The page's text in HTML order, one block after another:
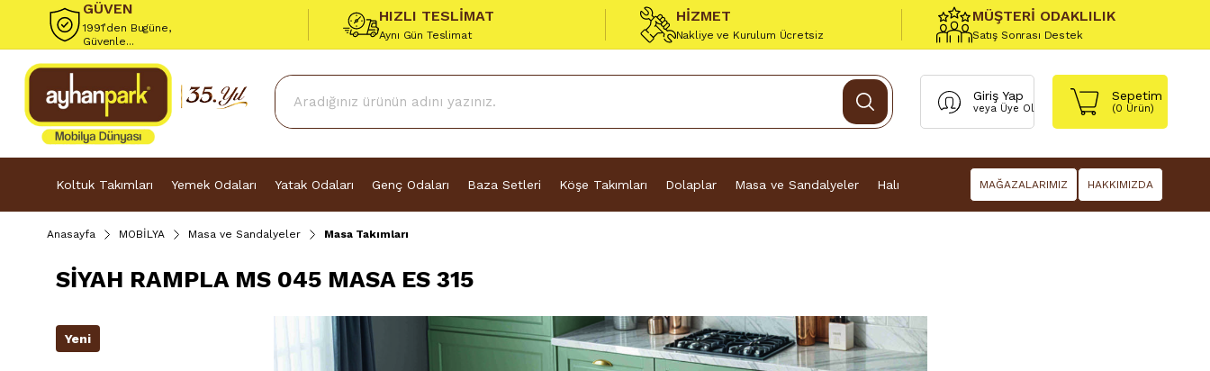
GÜVEN
1991’den Bugüne,
Güvenle...
HIZLI TESLİMAT
Aynı Gün Teslimat
HİZMET
Nakliye ve Kurulum Ücretsiz
MÜŞTERİ ODAKLILIK
Satış Sonrası Destek
Giriş Yap
veya Üye Ol
Sepetim
(0 Ürün)
Koltuk Takımları Yemek Odaları Yatak Odaları Genç Odaları Baza Setleri Köşe Takımları Dolaplar Masa ve Sandalyeler Halı MAĞAZALARIMIZ HAKKIMIZDA
Anasayfa MOBİLYA Masa ve Sandalyeler Masa Takımları
SİYAH RAMPLA MS 045 MASA ES 315
Yeni